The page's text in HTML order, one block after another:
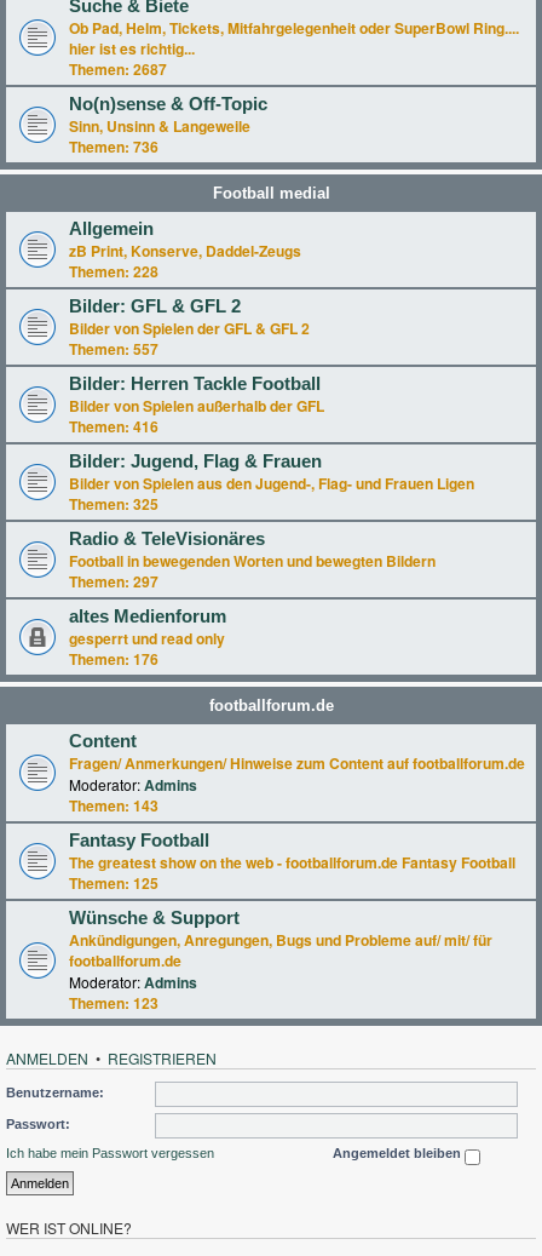
Suche & Biete
Ob Pad, Helm, Tickets, Mitfahrgelegenheit oder SuperBowl Ring....
hier ist es richtig...
Themen: 2687
No(n)sense & Off-Topic
Sinn, Unsinn & Langeweile
Themen: 736
Football medial
Allgemein
zB Print, Konserve, Daddel-Zeugs
Themen: 228
Bilder: GFL & GFL 2
Bilder von Spielen der GFL & GFL 2
Themen: 557
Bilder: Herren Tackle Football
Bilder von Spielen außerhalb der GFL
Themen: 416
Bilder: Jugend, Flag & Frauen
Bilder von Spielen aus den Jugend-, Flag- und Frauen Ligen
Themen: 325
Radio & TeleVisionäres
Football in bewegenden Worten und bewegten Bildern
Themen: 297
altes Medienforum
gesperrt und read only
Themen: 176
footballforum.de
Content
Fragen/ Anmerkungen/ Hinweise zum Content auf footballforum.de
Moderator:Admins
Themen: 143
Fantasy Football
The greatest show on the web - footballforum.de Fantasy Football
Themen: 125
Wünsche & Support
Ankündigungen, Anregungen, Bugs und Probleme auf/ mit/ für
footballforum.de
Moderator:Admins
Themen: 123
ANMELDEN • REGISTRIEREN
Benutzername:
Passwort:
Ich habe mein Passwort vergessen
Angemeldet bleiben
WER IST ONLINE?